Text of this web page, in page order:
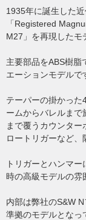
1935年に誕生した
「Registered
M27」を再現したモ
主要部品をABS樹脂
エーションモデルで
テーパーの掛かった
ームからバレルまで
まで覆うカウンタ
ロートリガーなど、
トリガーとハンマ
時の高級モデルの雰
内部は弊社のS&W
準拠のモデルとなっ